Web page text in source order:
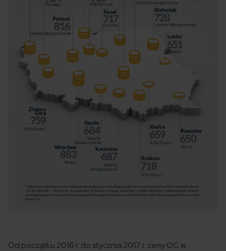
Od początku 2016 r. do stycznia 2017 r. ceny OC w